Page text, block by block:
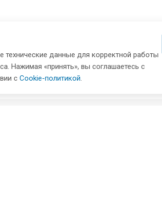
данные для корректной работы
Нажимая «принять», вы соглашаетесь с
с Cookie-политикой.